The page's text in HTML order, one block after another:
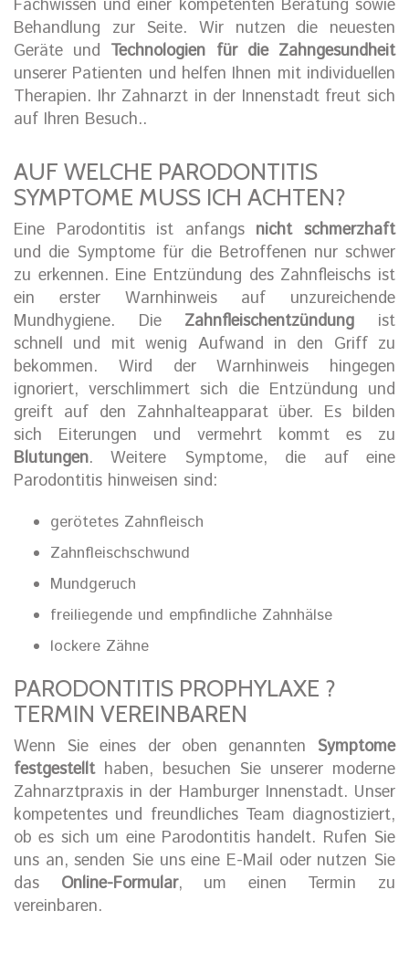
Fachwissen und einer kompetenten Beratung sowie
Behandlung zur Seite. Wir nutzen die neuesten
Geräte und Technologien für die Zahngesundheit
unserer Patienten und helfen Ihnen mit individuellen
Therapien. Ihr Zahnarzt in der Innenstadt freut sich
auf Ihren Besuch..
AUF WELCHE PARODONTITIS
SYMPTOME MUSS ICH ACHTEN?
Eine Parodontitis ist anfangs nicht schmerzhaft
und die Symptome für die Betroffenen nur schwer
zu erkennen. Eine Entzündung des Zahnfleischs ist
ein erster Warnhinweis auf unzureichende
Mundhygiene. Die Zahnfleischentzündung ist
schnell und mit wenig Aufwand in den Griff zu
bekommen. Wird der Warnhinweis hingegen
ignoriert, verschlimmert sich die Entzündung und
greift auf den Zahnhalteapparat über. Es bilden
sich Eiterungen und vermehrt kommt es zu
Blutungen. Weitere Symptome, die auf eine
Parodontitis hinweisen sind:
gerötetes Zahnfleisch
Zahnfleischschwund
Mundgeruch
freiliegende und empfindliche Zahnhälse
lockere Zähne
PARODONTITIS PROPHYLAXE ?
TERMIN VEREINBAREN
Wenn Sie eines der oben genannten Symptome
festgestellthaben, besuchen Sie unserer moderne
Zahnarztpraxis in der Hamburger Innenstadt. Unser
kompetentes und freundliches Team diagnostiziert,
ob es sich um eine Parodontitis handelt. Rufen Sie
uns an, senden Sie uns eine E-Mail oder nutzen Sie
das Online-Formular, um einen Termin zu
vereinbaren.